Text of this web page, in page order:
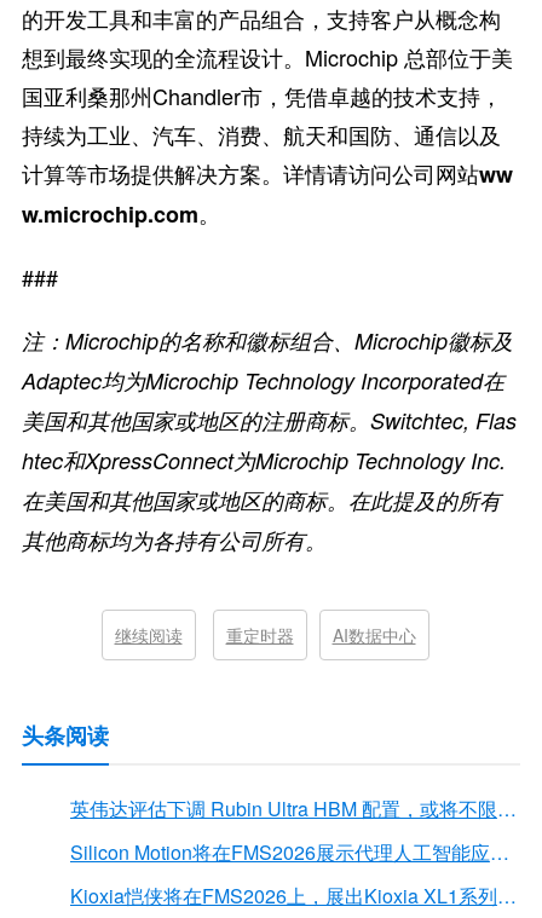
的开发工具和丰富的产品组合，支持客户从概念构
想到最终实现的全流程设计。Microchip 总部位于美
国亚利桑那州Chandler市，凭借卓越的技术支持，
持续为工业、汽车、消费、航天和国防、通信以及
计算等市场提供解决方案。详情请访问公司网站ww
w.microchip.com。
###
注：Microchip的名称和徽标组合、 Microchip徽标及
Adaptec均为Microchip Technology Incorporated在
美国和其他国家或地区的注册商标。 Switchtec, Flas
htec和XpressConnect为Microchip Technology Inc.
在美国和其他国家或地区的商标。 在此提及的所有
其他商标均为各持有公司所有。
继续阅读 重定时器 AI数据中心
头条阅读
英伟达评估下调 Rubin Ultra HBM 配置，或将不限于12Hi HBM4E
Silicon Motion将在FMS2026展示代理人工智能应用的下一代存储解决方案
Kioxia恺侠将在FMS2026上，展出Kioxia XL1系列内存扩展模块